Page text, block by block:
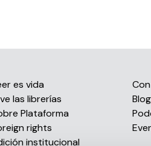
es vida
las librerías
Plataforma
rights
institucional
Blog